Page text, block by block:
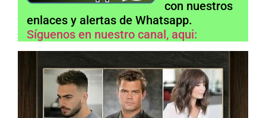
con nuestros
enlaces y alertas de Whatsapp.
Síguenos en nuestro canal, aqui: